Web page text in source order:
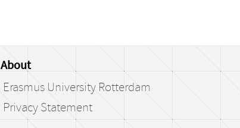
About
Erasmus University Rotterdam
Privacy Statement